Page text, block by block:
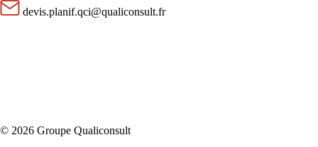
devis.planif.qci@qualiconsult.fr
© 2026 Groupe Qualiconsult